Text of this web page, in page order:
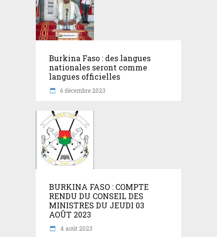
Burkina Faso : des langues
nationales seront comme
langues officielles
6 décembre 2023
BURKINA FASO : COMPTE
RENDU DU CONSEIL DES
MINISTRES DU JEUDI 03
AOÛT 2023
4 août 2023